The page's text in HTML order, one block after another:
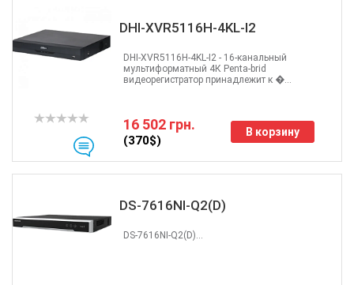
DHI-XVR5116H-4KL-I2
16 502 грн.
(370$)
В корзину
DHI-XVR5116H-4KL-I2 - 16-канальный
мультиформатный 4К Penta-brid
видеорегистратор принадлежит к �...
DS-7616NI-Q2(D)
DS-7616NI-Q2(D)...